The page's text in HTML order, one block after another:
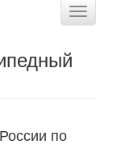
Toggle
по